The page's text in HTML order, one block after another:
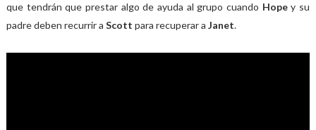
que tendrán que prestar algo de ayuda al grupo cuando Hopey su
padre deben recurrir a Scott para recuperar a Janet.